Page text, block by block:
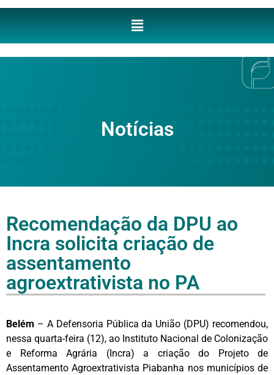
Notícias
Recomendação da DPU ao
Incra solicita criação de
assentamento
agroextrativista no PA
Belém – A Defensoria Pública da União (DPU) recomendou,
nessa quarta-feira (12), ao Instituto Nacional de Colonização
e Reforma Agrária (Incra) a criação do Projeto de
Assentamento Agroextrativista Piabanha nos municípios de